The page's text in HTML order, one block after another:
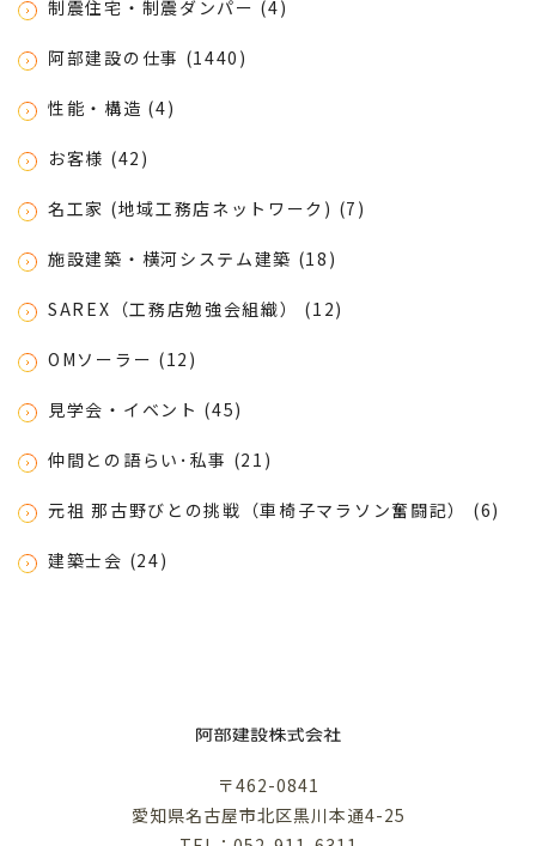
制震住宅・制震ダンパー (4)
阿部建設の仕事 (1440)
性能・構造 (4)
お客様 (42)
名工家 (地域工務店ネットワーク) (7)
施設建築・横河システム建築 (18)
SAREX（工務店勉強会組織） (12)
OMソーラー (12)
見学会・イベント (45)
仲間との語らい･私事 (21)
元祖 那古野びとの挑戦（車椅子マラソン奮闘記） (6)
建築士会 (24)
〒462-0841
愛知県名古屋市北区黒川本通4-25